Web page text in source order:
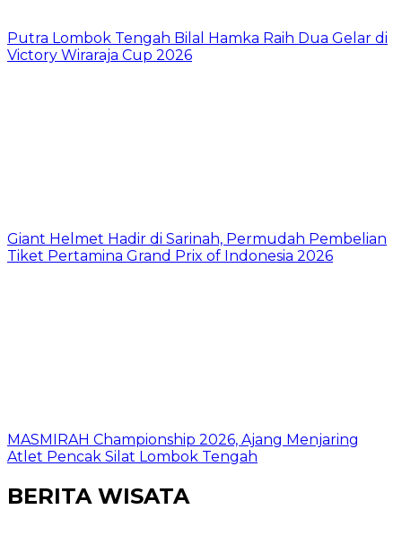
Putra Lombok Tengah Bilal Hamka Raih Dua Gelar di
Victory Wiraraja Cup 2026
Giant Helmet Hadir di Sarinah, Permudah Pembelian
Tiket Pertamina Grand Prix of Indonesia 2026
MASMIRAH Championship 2026, Ajang Menjaring
Atlet Pencak Silat Lombok Tengah
BERITA WISATA